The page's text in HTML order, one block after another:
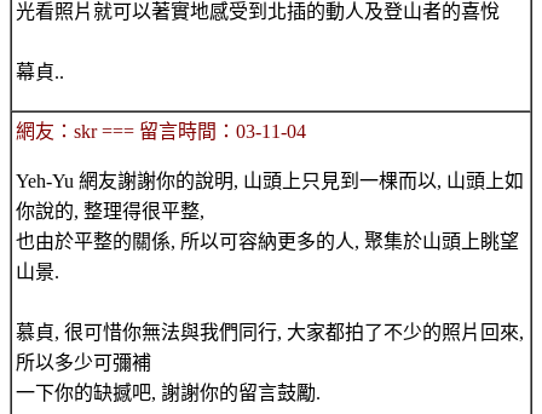
光看照片就可以著實地感受到北插的動人及登山者的喜悅
幕貞..
網友：skr === 留言時間：03-11-04
Yeh-Yu 網友謝謝你的說明, 山頭上只見到一棵而以, 山頭上如
你說的, 整理得很平整,
也由於平整的關係, 所以可容納更多的人, 聚集於山頭上眺望
山景.
慕貞, 很可惜你無法與我們同行, 大家都拍了不少的照片回來,
所以多少可彌補
一下你的缺撼吧, 謝謝你的留言鼓勵.